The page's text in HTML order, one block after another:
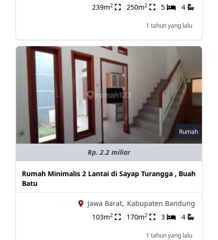
239m2 250m2 5 4
1 tahun yang lalu
Rumah
Rp. 2.2 miliar
Rumah Minimalis 2 Lantai di Sayap Turangga , Buah
Batu
Jawa Barat, Kabupaten Bandung
103m2 170m2 3 4
1 tahun yang lalu